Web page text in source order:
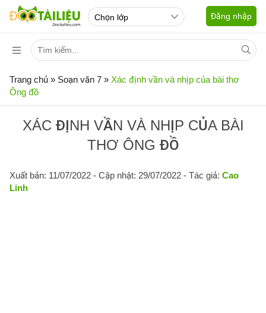
Đăng nhập
Trang chủ » Soạn văn 7 » Xác định vần và nhịp của bài thơ
Ông đồ
XÁC ĐỊNH VẦN VÀ NHỊP CỦA BÀI
THƠ ÔNG ĐỒ
Xuất bản: 11/07/2022 - Cập nhật: 29/07/2022 - Tác giả: Cao
Linh